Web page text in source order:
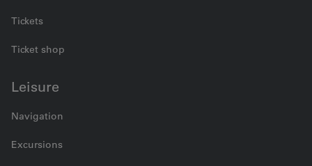
Tickets
Ticket shop
Leisure
Navigation
Excursions